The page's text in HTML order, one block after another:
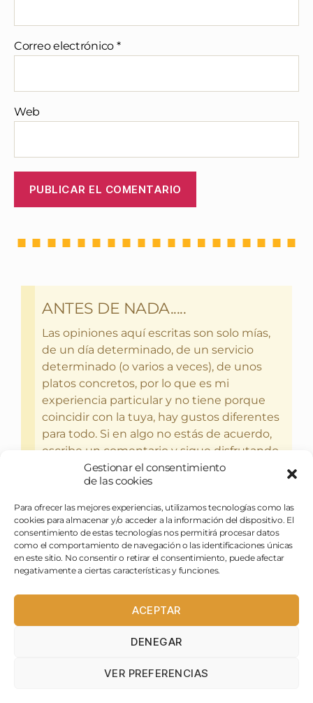
Gestionar el consentimiento
de las cookies
Para ofrecer las mejores experiencias, utilizamos tecnologías como las
cookies para almacenar y/o acceder a la información del dispositivo. El
consentimiento de estas tecnologías nos permitirá procesar datos
como el comportamiento de navegación o las identificaciones únicas
en este sitio. No consentir o retirar el consentimiento, puede afectar
negativamente a ciertas características y funciones.
ACEPTAR
DENEGAR
VER PREFERENCIAS
Correo electrónico *
Web
ANTES DE NADA.....
Las opiniones aquí escritas son solo mías,
de un día determinado, de un servicio
determinado (o varios a veces), de unos
platos concretos, por lo que es mi
experiencia particular y no tiene porque
coincidir con la tuya, hay gustos diferentes
para todo. Si en algo no estás de acuerdo,
escribe un comentario y sigue disfrutando
del bebercio y el glotoneo.